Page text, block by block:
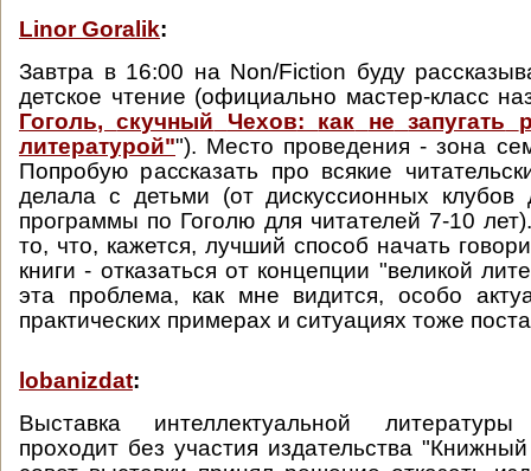
Linor Goralik:
Завтра в 16:00 на Non/Fiction буду
детское чтение (официально мастер-класс
Гоголь,скучный Чехов: как не запугать
литературой""). Место проведения - зона
Попробую рассказать про всякие
делала с детьми (от дискуссионных клубов
программы по Гоголю для читателей 7-10
то, что, кажется, лучший способ начать
книги - отказаться от концепции "великой
эта проблема, как мне видится, особо
практических примерах и ситуациях тоже
lobanizdat:
Выставка интеллектуальной литературы
проходит без участия издательства